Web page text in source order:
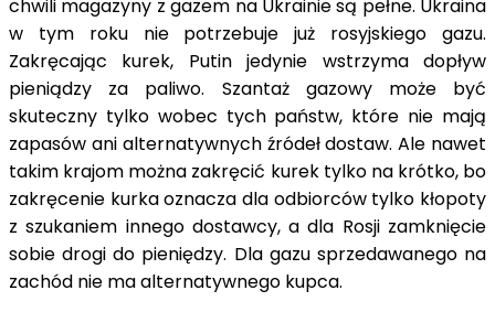
chwili magazyny z gazem na Ukrainie są pełne. Ukraina
w tym roku nie potrzebuje już rosyjskiego gazu.
Zakręcając kurek, Putin jedynie wstrzyma dopływ
pieniądzy za paliwo. Szantaż gazowy może być
skuteczny tylko wobec tych państw, które nie mają
zapasów ani alternatywnych źródeł dostaw. Ale nawet
takim krajom można zakręcić kurek tylko na krótko, bo
zakręcenie kurka oznacza dla odbiorców tylko kłopoty
z szukaniem innego dostawcy, a dla Rosji zamknięcie
sobie drogi do pieniędzy. Dla gazu sprzedawanego na
zachód nie ma alternatywnego kupca.